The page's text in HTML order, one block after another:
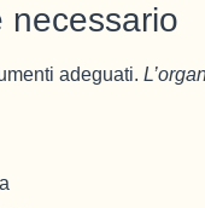
necessario
adeguati.